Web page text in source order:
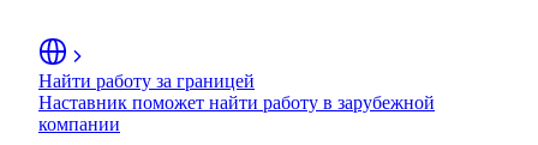
Найти работу за границей
Наставник поможет найти работу в зарубежной
компании